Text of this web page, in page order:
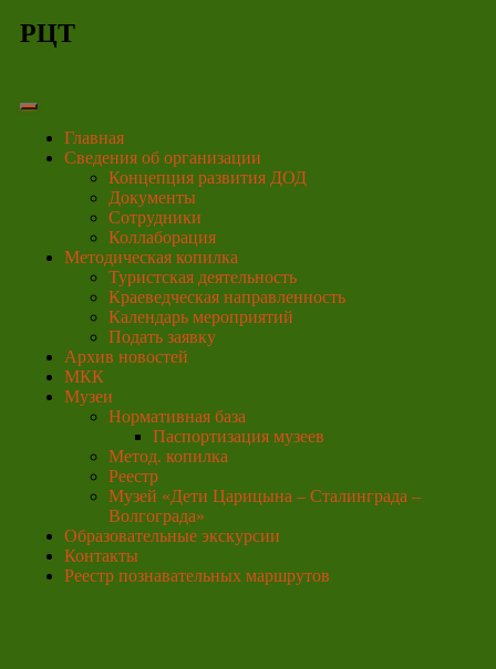
РЦТ
Главная
Сведения об организации
Концепция развития ДОД
Документы
Сотрудники
Коллаборация
Методическая копилка
Туристская деятельность
Краеведческая направленность
Календарь мероприятий
Подать заявку
Архив новостей
МКК
Музеи
Нормативная база
Паспортизация музеев
Метод. копилка
Реестр
Музей «Дети Царицына – Сталинграда –
Волгограда»
Образовательные экскурсии
Контакты
Реестр познавательных маршрутов